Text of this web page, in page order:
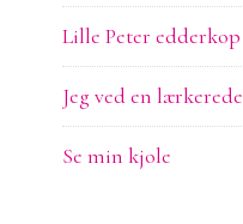
Lille Peter edderkop
Jeg ved en lærkerede
Se min kjole